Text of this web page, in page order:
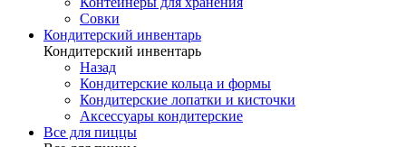
Совки
Кондитерский инвентарь
Кондитерский инвентарь
Назад
Кондитерские кольца и формы
Кондитерские лопатки и кисточки
Аксессуары кондитерские
Все для пиццы